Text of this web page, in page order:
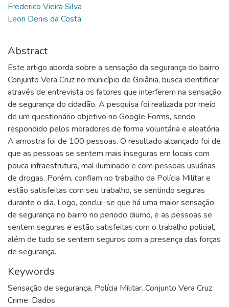
Frederico Vieira Silva
Leon Denis da Costa
Abstract
Este artigo aborda sobre a sensação da segurança do bairro
Conjunto Vera Cruz no município de Goiânia, busca identificar
através de entrevista os fatores que interferem na sensação
de segurança do cidadão. A pesquisa foi realizada por meio
de um questionário objetivo no Google Forms, sendo
respondido pelos moradores de forma voluntária e aleatória.
A amostra foi de 100 pessoas. O resultado alcançado foi de
que as pessoas se sentem mais inseguras em locais com
pouca infraestrutura, mal iluminado e com pessoas usuárias
de drogas. Porém, confiam no trabalho da Polícia Militar e
estão satisfeitas com seu trabalho, se sentindo seguras
durante o dia. Logo, conclui-se que há uma maior sensação
de segurança no bairro no periodo diurno, e as pessoas se
sentem seguras e estão satisfeitas com o trabalho policial,
além de tudo se sentem seguros com a presença das forças
de segurança.
Keywords
Sensação de segurança. Polícia Militar. Conjunto Vera Cruz.
Crime. Dados